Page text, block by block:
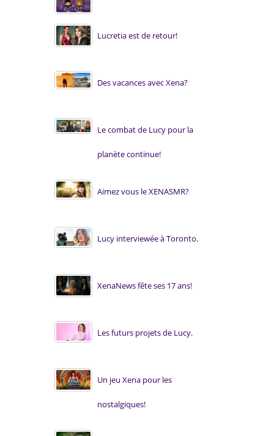
Lucretia est de retour!
Des vacances avec Xena?
Le combat de Lucy pour la
planète continue!
Aimez vous le XENASMR?
Lucy interviewée à Toronto.
XenaNews fête ses 17 ans!
Les futurs projets de Lucy.
Un jeu Xena pour les
nostalgiques!